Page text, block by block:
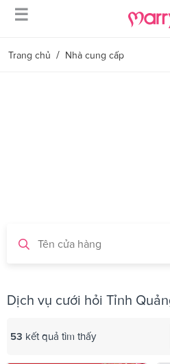
☰
Trang chủ / Nhà cung cấp
Dịch vụ cưới hỏi Tỉnh
53 kết quả tìm thấy